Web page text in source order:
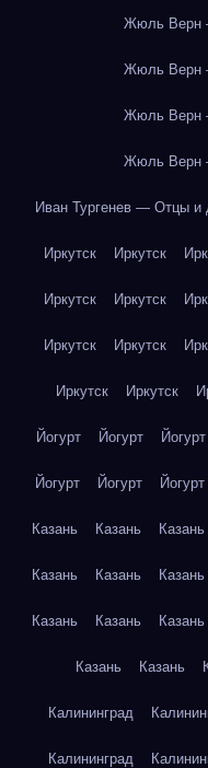
Жюль Верн
Жюль Верн
Жюль Верн
Жюль Верн
Иван Тургенев — Отцы и
Иркутск Иркутск
Иркутск Иркутск
Иркутск Иркутск
Иркутск Иркутск
Йогурт Йогурт Йогурт
Йогурт Йогурт Йогурт
Казань Казань Казань
Казань Казань Казань
Казань Казань Казань
Казань Казань
Калининград
Калининград